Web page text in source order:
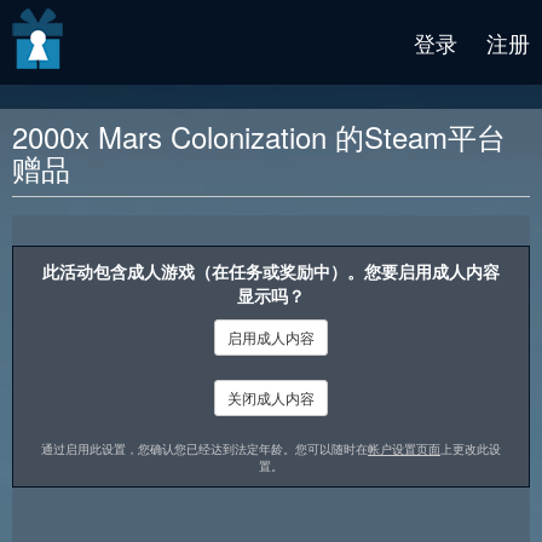
登录 注册
2000x Mars Colonization 的Steam平台
赠品
此活动包含成人游戏（在任务或奖励中）。您要启用成人内容
显示吗？
启用成人内容
关闭成人内容
通过启用此设置，您确认您已经达到法定年龄。您可以随时在帐户设置页面 上更改此设
置。
奖励说明